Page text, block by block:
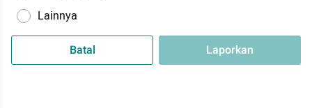
Lainnya
Batal Laporkan